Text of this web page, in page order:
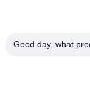
Κλειδαριά
Good day, what